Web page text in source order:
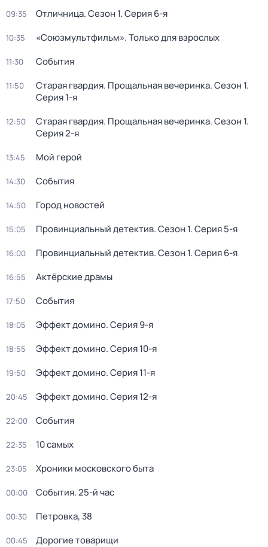
09:35 Отличница. Сезон 1. Серия 6-я
10:35 «Союзмультфильм». Только для взрослых
11:30 События
11:50 Старая гвардия. Прощальная вечеринка. Сезон 1.
Серия 1-я
12:50 Старая гвардия. Прощальная вечеринка. Сезон 1.
Серия 2-я
13:45 Мой герой
14:30 События
14:50 Город новостей
15:05 Провинциальный детектив. Сезон 1. Серия 5-я
16:00 Провинциальный детектив. Сезон 1. Серия 6-я
16:55 Актёрские драмы
17:50 События
18:05 Эффект домино. Серия 9-я
18:55 Эффект домино. Серия 10-я
19:50 Эффект домино. Серия 11-я
20:45 Эффект домино. Серия 12-я
22:00 События
22:35 10 самых
23:05 Хроники московского быта
00:00 События. 25-й час
00:30 Петровка, 38
00:45 Дорогие товарищи